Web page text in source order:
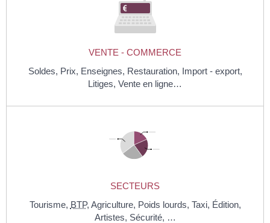
VENTE - COMMERCE
Soldes, Prix, Enseignes, Restauration, Import - export,
Litiges, Vente en ligne…
SECTEURS
Tourisme, BTP, Agriculture, Poids lourds, Taxi, Édition,
Artistes, Sécurité, …